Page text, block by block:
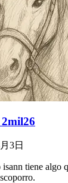
2mil26
3日
tiene algo